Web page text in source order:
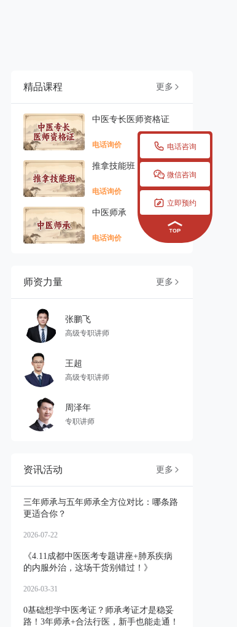
 电话咨询
 微信咨询
 立即预约
精品课程 更多 
中医专长医师资格证
电话询价
推拿技能班
电话询价
中医师承
电话询价
师资力量 更多 
张鹏飞
高级专职讲师
王超
高级专职讲师
周泽年
专职讲师
资讯活动 更多 
三年师承与五年师承全方位对比：哪条路
更适合你？
2026-07-22
《4.11成都中医医考专题讲座+肺系疾病
的内服外治，这场干货别错过！》
2026-03-31
0基础想学中医考证？师承考证才是稳妥
路！3年师承+合法行医，新手也能走通！